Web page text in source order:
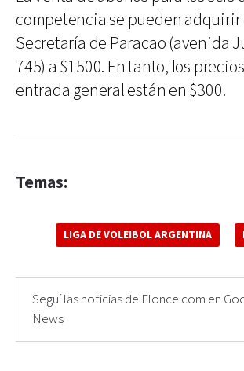
competencia se pueden adquirir
Secretaría de Paracao (avenida
745) a $1500. En tanto, los
entrada general están en $300.
Temas:
LIGA DE VOLEIBOL ARGENTINA
Seguí las noticias de Elonce.com en
News